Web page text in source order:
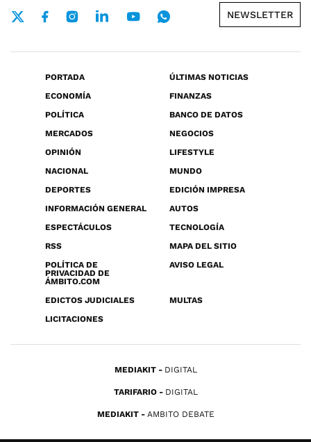
NEWSLETTER
PORTADA
ÚLTIMAS NOTICIAS
ECONOMÍA
FINANZAS
POLÍTICA
BANCO DE DATOS
MERCADOS
NEGOCIOS
OPINIÓN
LIFESTYLE
NACIONAL
MUNDO
DEPORTES
EDICIÓN IMPRESA
INFORMACIÓN GENERAL
AUTOS
ESPECTÁCULOS
TECNOLOGÍA
RSS
MAPA DEL SITIO
POLÍTICA DE
PRIVACIDAD DE
ÁMBITO.COM
AVISO LEGAL
EDICTOS JUDICIALES
MULTAS
LICITACIONES
MEDIAKIT DIGITAL
TARIFARIO DIGITAL
MEDIAKIT AMBITO DEBATE